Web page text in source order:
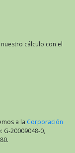
cálculo con el
a la Corporación
G-20009048-0,